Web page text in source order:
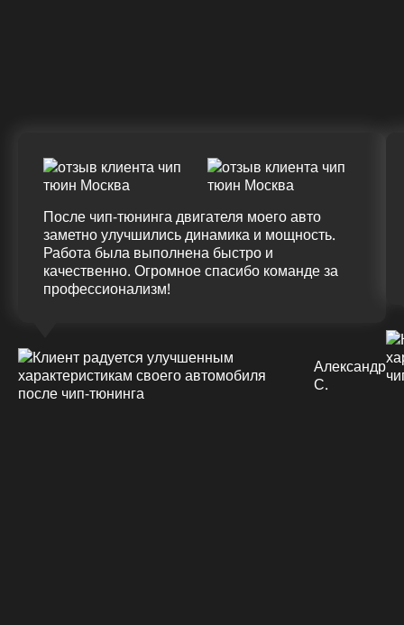
После чип-тюнинга двигателя моего авто
заметно улучшились динамика и мощность.
Работа была выполнена быстро и
качественно. Огромное спасибо команде за
профессионализм!
Александр
С.